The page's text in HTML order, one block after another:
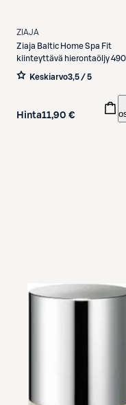
ZIAJA
Ziaja Baltic Home Spa Fit
kiinteyttävä hierontaöljy 490
Keskiarvo3,5 / 5
Hinta11,90 €